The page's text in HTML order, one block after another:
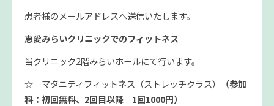
患者様のメールアドレスへ送信いたします。
恵愛みらいクリニックでのフィットネス
当クリニック2階みらいホールにて行います。
☆ マタニティフィットネス（ストレッチクラス）
（参加
料：初回無料、2回目以降 1回1000円）